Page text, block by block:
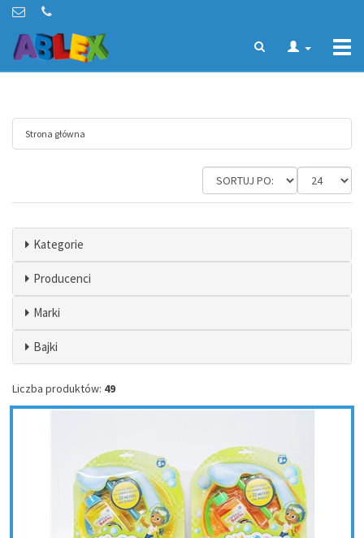
Strona główna
Kategorie
Producenci
Marki
Bajki
Liczba produktów: 49